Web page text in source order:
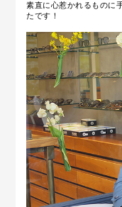
素直に心惹かれるものに
たです！